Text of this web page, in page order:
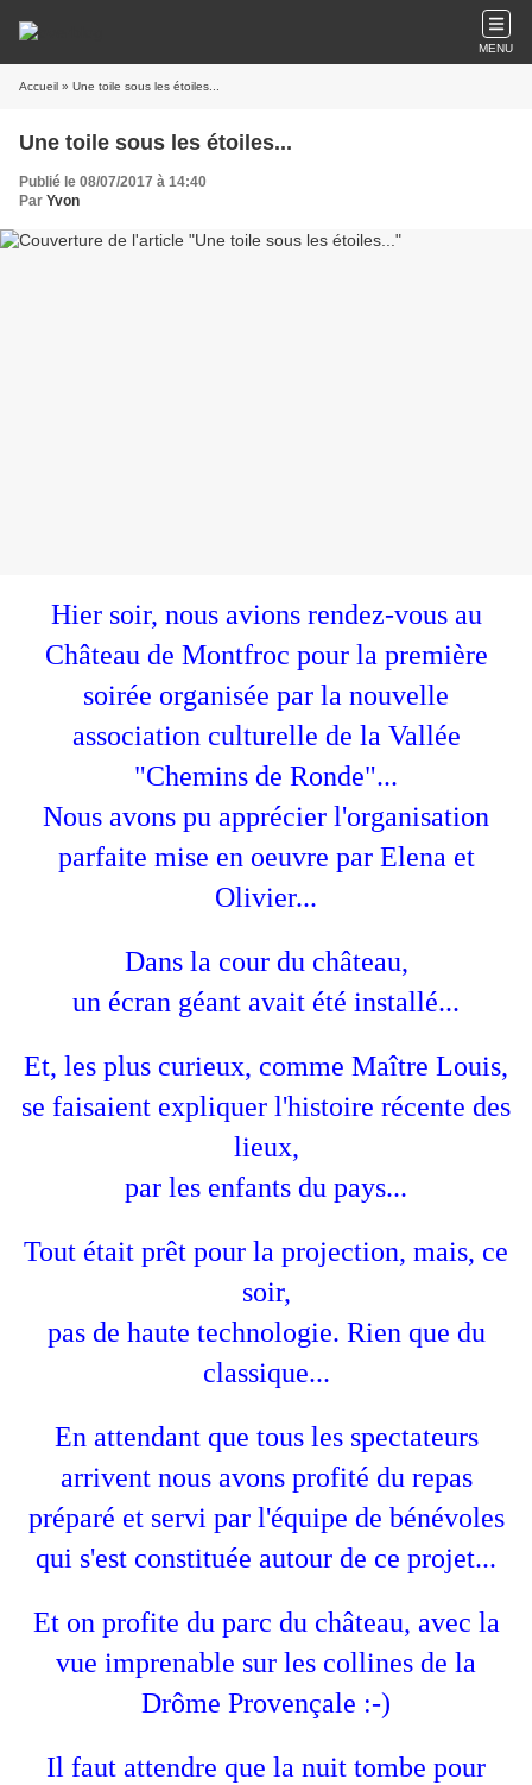
MENU
Accueil » Une toile sous les étoiles...
Une toile sous les étoiles...
Publié le 08/07/2017 à 14:40
Par Yvon
Hier soir, nous avions rendez-vous au
Château de Montfroc pour la première
soirée organisée par la nouvelle
association culturelle de la Vallée
"Chemins de Ronde"...
Nous avons pu apprécier l'organisation
parfaite mise en oeuvre par Elena et
Olivier...
Dans la cour du château,
un écran géant avait été installé...
Et, les plus curieux, comme Maître Louis,
se faisaient expliquer l'histoire récente des
lieux,
par les enfants du pays...
Tout était prêt pour la projection, mais, ce
soir,
pas de haute technologie. Rien que du
classique...
En attendant que tous les spectateurs
arrivent nous avons profité du repas
préparé et servi par l'équipe de bénévoles
qui s'est constituée autour de ce projet...
Et on profite du parc du château, avec la
vue imprenable sur les collines de la
Drôme Provençale :-)
Il faut attendre que la nuit tombe pour